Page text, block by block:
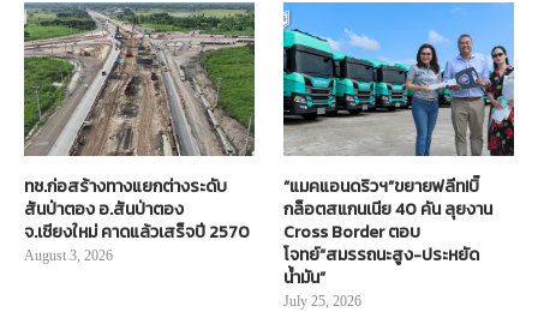
ทช.ก่อสร้างทางแยกต่างระดับ
สันป่าตอง อ.สันป่าตอง
จ.เชียงใหม่ คาดแล้วเสร็จปี 2570
August 3, 2026
“แมคแอนดริวฯ”ขยายฟลีท!บิ๊
กล็อตสแกนเนีย 40 คัน ลุยงาน
Cross Border ตอบ
โจทย์“สมรรถนะสูง-ประหยัด
น้ำมัน”
July 25, 2026